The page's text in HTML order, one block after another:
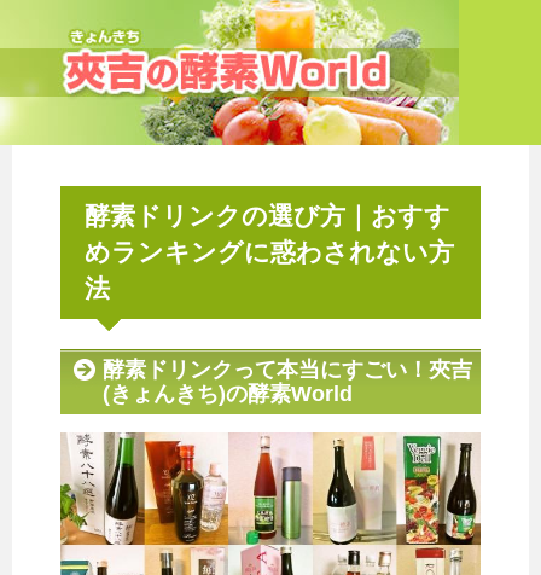
酵素ドリンクの選び方｜おすす
めランキングに惑わされない方
法
酵素ドリンクって本当にすごい！夾吉
(きょんきち)の酵素World